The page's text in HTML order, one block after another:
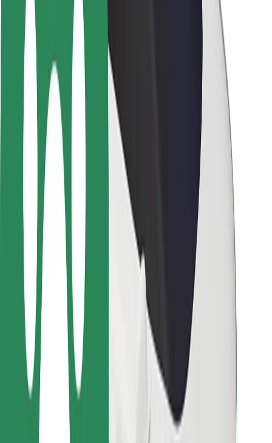
Pasažieru drošība
Autovadītāju drošība
Skrejriteņu drošība
Drošības laboratorija
Pilsētas
Pilsētas
Risinājumi pilsētām
Lidostas
Bolt uzlādes statīvi
Palīdzība
Pasažieriem
Autovadītājiem
Kurjeriem
Bolt Food
Autoparku īpašniekiem
Restorāniem
Bolt for Business
Piegādātāji
Noteikumi un nosacījumi